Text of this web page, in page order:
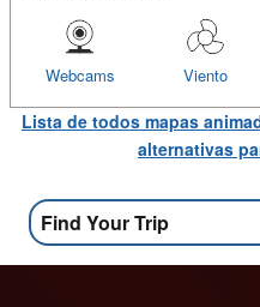
Viento
Webcams
Lista de todos mapas
alternativas
Find Your Trip